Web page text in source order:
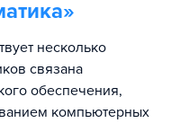
»
несколько
связана
обеспечения,
компьютерных